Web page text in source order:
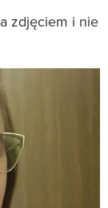
zdjęciem i nie